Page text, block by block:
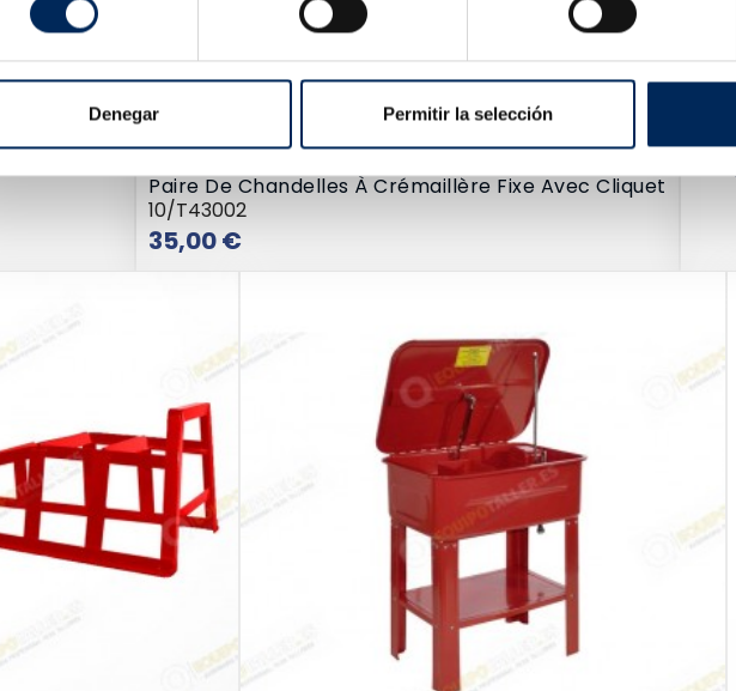
Denegar Permitir la selección
Paire De Chandelles À Crémaillère Fixe Avec Cliquet
10/T43002
35,00 €